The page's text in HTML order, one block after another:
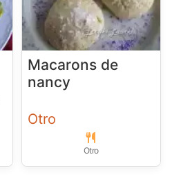
Macarons de
nancy
Otro
Otro